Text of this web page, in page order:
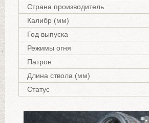
Страна производитель
Калибр (мм)
Год выпуска
Режимы огня
Патрон
Длина ствола (мм)
Статус